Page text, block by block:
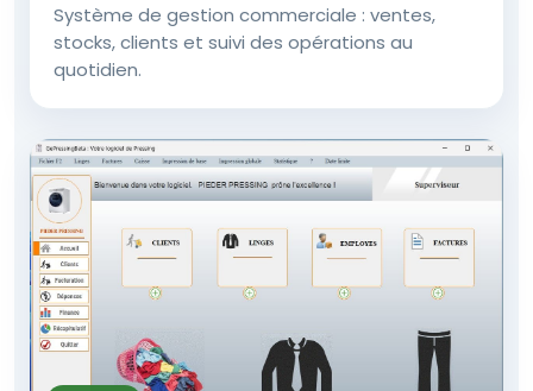
Système de gestion commerciale : ventes,
stocks, clients et suivi des opérations au
quotidien.